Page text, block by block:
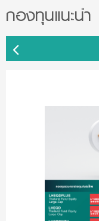
กองทุนแนะนำ